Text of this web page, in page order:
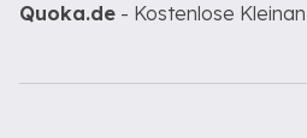
Quoka.de - Kostenlose